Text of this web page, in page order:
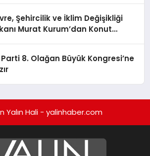
Şehircilik ve İklim Değişikliği
Murat Kurum’dan Konut
Parti 8. Olağan Büyük Kongresi’ne
Yalın Hali - yalinhaber.com